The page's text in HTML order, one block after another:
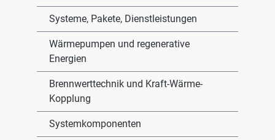
Systeme, Pakete, Dienstleistungen
Wärmepumpen und regenerative
Energien
Brennwerttechnik und Kraft-Wärme-
Kopplung
Systemkomponenten